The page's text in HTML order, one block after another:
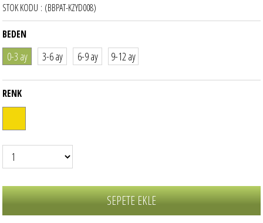
(BBPAT-KZYD008)
STOK KODU
BEDEN
0-3 ay 3-6 ay 6-9 ay 9-12 ay
RENK